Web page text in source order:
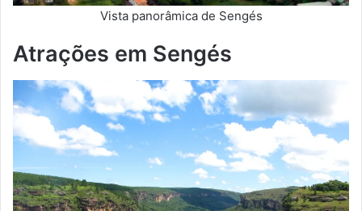
Vista panorâmica de Sengés
Atrações em Sengés